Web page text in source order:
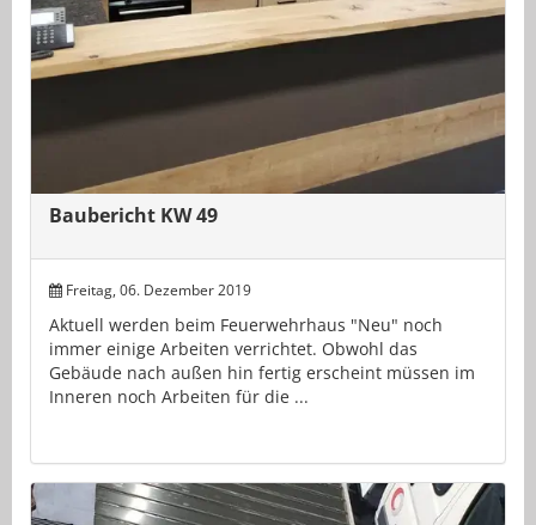
Baubericht KW 49
Freitag, 06. Dezember 2019
Aktuell werden beim Feuerwehrhaus "Neu" noch
immer einige Arbeiten verrichtet. Obwohl das
Gebäude nach außen hin fertig erscheint müssen im
Inneren noch Arbeiten für die ...